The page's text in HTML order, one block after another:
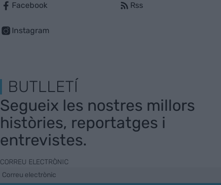
Facebook
Instagram
Rss
BUTLLETÍ
Segueix les nostres millors
històries, reportatges i
entrevistes.
CORREU ELECTRÒNIC